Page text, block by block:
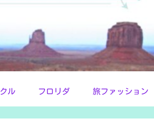
ル フロリダ 旅ファッション